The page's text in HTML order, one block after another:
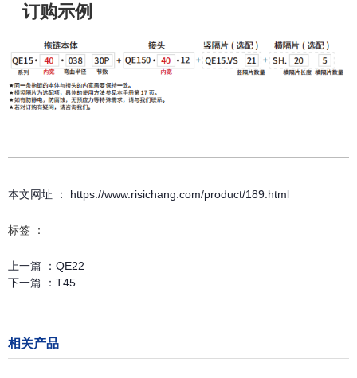
订购示例
本文网址 ： https://www.risichang.com/product/189.html
标签 ：
上一篇 ： QE22
下一篇 ： T45
相关产品